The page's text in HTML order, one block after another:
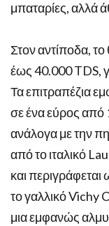
μπαταρίες, αλλά
Στον αντίποδα,
έως 40.000 TDS,
Τα επιτραπέζια
σε ένα εύρος από
ανάλογα με την
από το ιταλικό
και περιγράφεται
το γαλλικό Vichy
μια εμφανώς